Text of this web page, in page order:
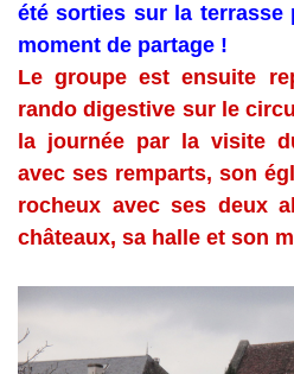
été sorties sur la terrasse
moment de partage !
Le groupe est ensuite
rando digestive sur le
la journée par la visite
avec ses remparts, son
rocheux avec ses deux
châteaux, sa halle et son